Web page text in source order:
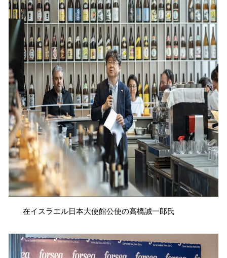
在イスラエル日本大使館公使の高橋誠一郎氏